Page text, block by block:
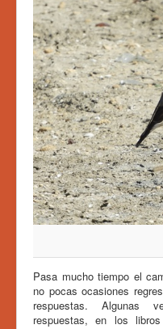
o
:
5
/
5
Pasa mucho tiempo el
no pocas ocasiones
respuestas. Algunas
respuestas, en los